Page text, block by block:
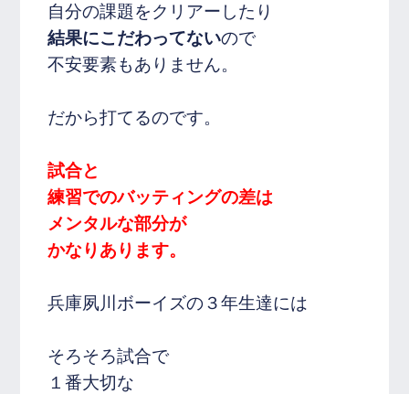
自分の課題をクリアーしたり
結果にこだわってないので
不安要素もありません。
だから打てるのです。
試合と
練習でのバッティングの差は
メンタルな部分が
かなりあります。
兵庫夙川ボーイズの３年生達には
そろそろ試合で
１番大切な